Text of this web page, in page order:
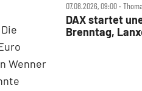
Wenner
07.08.2026, 09:00 ‧
DAX startet
Brenntag,